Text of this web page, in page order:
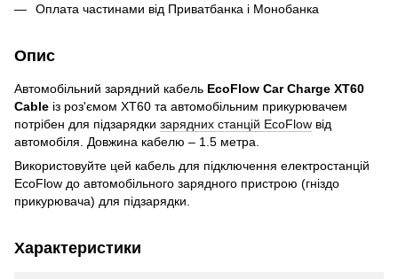
Оплата частинами від Приватбанка і Монобанка
Опис
Автомобільний зарядний кабель EcoFlow Car Charge XT60
Cable із роз'ємом XT60 та автомобільним прикурювачем
потрібен для підзарядки зарядних станцій EcoFlow від
автомобіля. Довжина кабелю – 1.5 метра.
Використовуйте цей кабель для підключення електростанцій
EcoFlow до автомобільного зарядного пристрою (гніздо
прикурювача) для підзарядки.
Характеристики